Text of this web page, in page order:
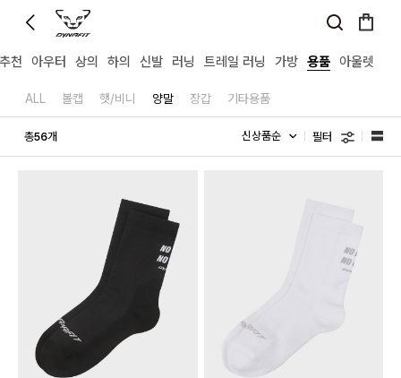
천 아우터 상의 하의 신발 러닝 트레일 러닝 가방 용품 아울렛
ALL 볼캡 햇/비니 양말 장갑 기타용품
총56개 필터